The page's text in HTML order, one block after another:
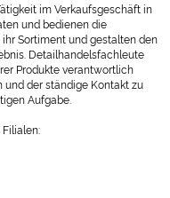
im Verkaufsgeschäft in
und bedienen die
Sortiment und gestalten den
Detailhandelsfachleute
Produkte verantwortlich
der ständige Kontakt zu
Aufgabe.